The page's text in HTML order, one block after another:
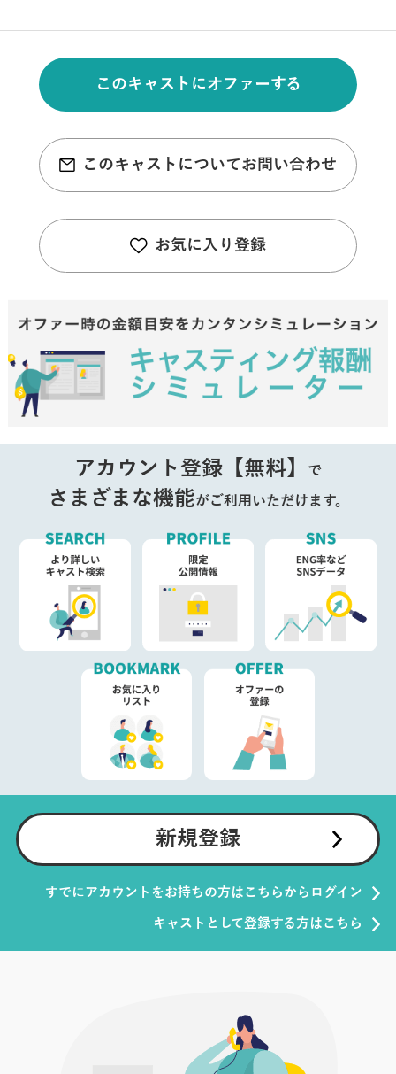
このキャストにオファーする
このキャストについてお問い合わせ
お気に入り登録
アカウント登録【無料】 で
さまざまな機能がご利用いただけます。
新規登録
すでにアカウントをお持ちの方はこちらからログイン
キャストとして登録する方はこちら